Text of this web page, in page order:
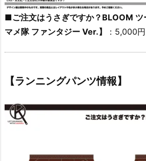
■ご注文はうさぎですか？BLOOM ツ
マメ隊 ファンタジー Ver.】
：5,000
【ランニングパンツ情報】